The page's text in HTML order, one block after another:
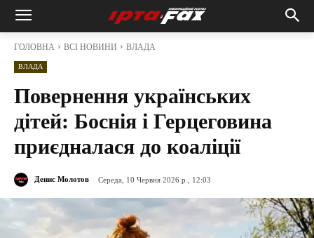
ГОЛОВНА ВСІ НОВИНИ ВЛАДА
ВЛАДА
Повернення українських
дітей: Боснія і Герцеговина
приєдналася до коаліції
Денис Молотов Середа, 10 Червня 2026 р., 12:03